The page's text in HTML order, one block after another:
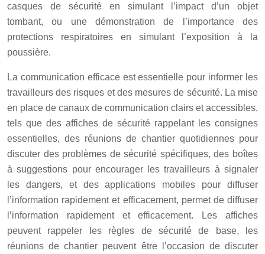
casques de sécurité en simulant l’impact d’un objet
tombant, ou une démonstration de l’importance des
protections respiratoires en simulant l’exposition à la
poussière.
La communication efficace est essentielle pour informer les
travailleurs des risques et des mesures de sécurité. La mise
en place de canaux de communication clairs et accessibles,
tels que des affiches de sécurité rappelant les consignes
essentielles, des réunions de chantier quotidiennes pour
discuter des problèmes de sécurité spécifiques, des boîtes
à suggestions pour encourager les travailleurs à signaler
les dangers, et des applications mobiles pour diffuser
l’information rapidement et efficacement, permet de diffuser
l’information rapidement et efficacement. Les affiches
peuvent rappeler les règles de sécurité de base, les
réunions de chantier peuvent être l’occasion de discuter